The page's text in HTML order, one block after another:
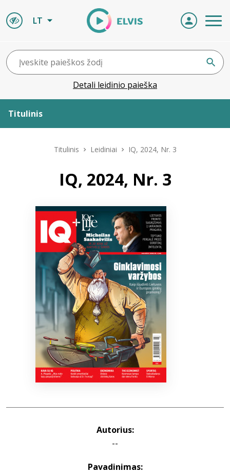
LT
Detali leidinio paieška
Titulinis
Naujienos
Bibliotekoms
info@elvislab.lt
Titulinis Leidiniai IQ, 2024, Nr. 3
IQ, 2024, Nr. 3
Autorius:
--
Pavadinimas: